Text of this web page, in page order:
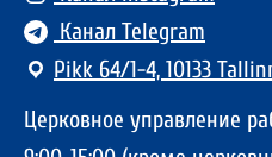
Канал Telegram
Pikk 64/1-4, 10133
Церковное управление